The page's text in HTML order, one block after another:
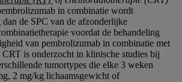
in combinatie wordt
dan de SPC van de afzonderlijke
voordat de behandeling
van pembrolizumab in combinatie met
is onderzocht in klinische studies bij
tumortypes die elke 3 weken
2 mg/kg lichaamsgewicht of